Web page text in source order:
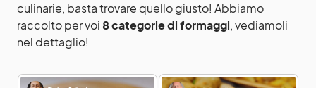
culinarie, basta trovare quello giusto! Abbiamo
raccolto per voi8 categorie di formaggi, vediamoli
nel dettaglio!